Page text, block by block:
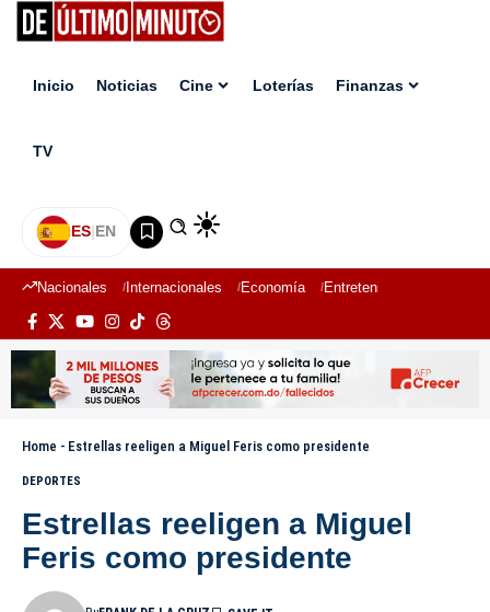
Inicio Noticias Cine Loterías Finanzas
TV
ES|EN
Nacionales Internacionales Economía Entretenimiento
Home - Estrellas reeligen a Miguel Feris como presidente
DEPORTES
Estrellas reeligen a Miguel
Feris como presidente